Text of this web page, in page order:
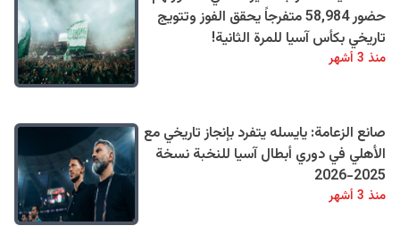
حضور 58,984 متفرجاً يحقق الفوز وتتويج
تاريخي بكأس آسيا للمرة الثانية!
منذ 3 أشهر
صانع الزعامة: يايسله يتفرد بإنجاز تاريخي مع
الأهلي في دوري أبطال آسيا للنخبة نسخة
2025-2026
منذ 3 أشهر